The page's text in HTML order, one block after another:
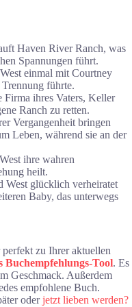
Haven River Ranch, was
Spannungen führt.
einmal mit Courtney
führte.
Firma ihres Vaters, Keller
Ranch zu retten.
Vergangenheit bringen
Leben, während sie an der
ihre wahren
heilt.
West glücklich verheiratet
Baby, das unterwegs
zu Ihrer aktuellen
Buchempfehlungs-Tool. Es
Geschmack. Außerdem
empfohlene Buch.
oderjetzt lieben werden?